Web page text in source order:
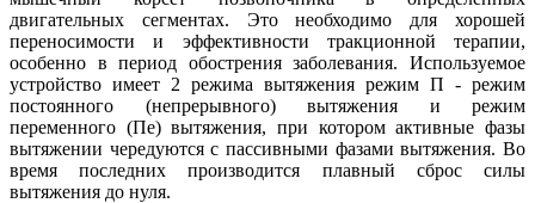
двигательных сегментах. Это необходимо для хорошей
переносимости и эффективности тракционной терапии,
особенно в период обострения заболевания. Используемое
устройство имеет 2 режима вытяжения режим П - режим
постоянного (непрерывного) вытяжения и режим
переменного (Пе) вытяжения, при котором активные фазы
вытяжении чередуются с пассивными фазами вытяжения. Во
время последних производится плавный сброс силы
вытяжения до нуля.